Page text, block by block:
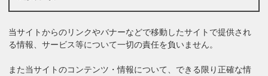
当サイトからのリンクやバナーなどで移動したサイトで提供され
る情報、サービス等について一切の責任を負いません。
また当サイトのコンテンツ・情報について、できる限り正確な情